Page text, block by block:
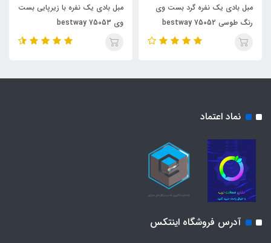
مبل بادی یک نفره گرد بست وی
رنگ طوسی bestway 75052
مبل بادی یک نفره با زیرپایی بست
وی bestway 75053
نماد اعتماد
آدرس فروشگاه اینتکس